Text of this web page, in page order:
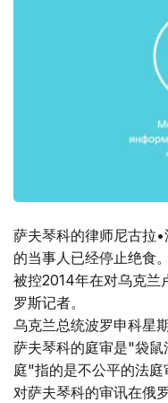
萨夫琴科的律师尼古拉
的当事人已经停止绝食
被控2014年在对乌克兰
罗斯记者。
乌克兰总统波罗申科星
萨夫琴科的庭审是"袋
庭"指的是不公平的法庭
对萨夫琴科的审讯在俄